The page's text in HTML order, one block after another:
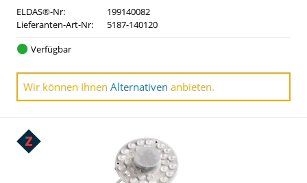
ELDAS®-Nr:
199140082
Lieferanten-Art-Nr:
5187-140120
Verfügbar
Wir können Ihnen Alternativen anbieten.